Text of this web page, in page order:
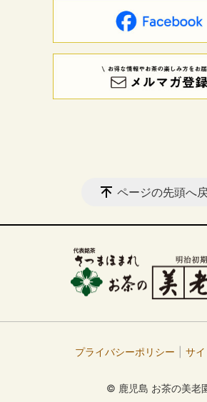
ページの先頭へ
プライバシーポリシー サ
© 鹿児島 お茶の美老